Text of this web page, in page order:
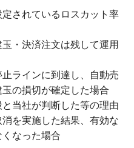
されているロスカット率
・決済注文は残して運用
ラインに到達し、自動売
の損切が確定した場合
当社が判断した等の理由
を実施した結果、有効な
なった場合